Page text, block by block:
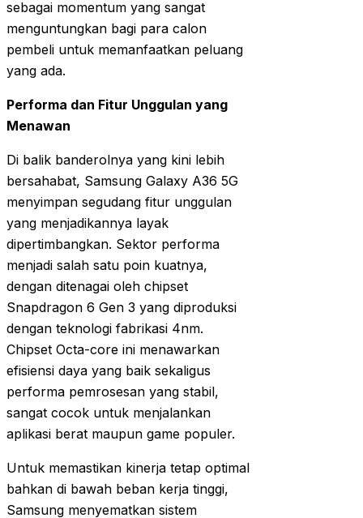
sebagai momentum yang sangat
menguntungkan bagi para calon
pembeli untuk memanfaatkan peluang
yang ada.
Performa dan Fitur Unggulan yang
Menawan
Di balik banderolnya yang kini lebih
bersahabat, Samsung Galaxy A36 5G
menyimpan segudang fitur unggulan
yang menjadikannya layak
dipertimbangkan. Sektor performa
menjadi salah satu poin kuatnya,
dengan ditenagai oleh chipset
Snapdragon 6 Gen 3 yang diproduksi
dengan teknologi fabrikasi 4nm.
Chipset Octa-core ini menawarkan
efisiensi daya yang baik sekaligus
performa pemrosesan yang stabil,
sangat cocok untuk menjalankan
aplikasi berat maupun game populer.
Untuk memastikan kinerja tetap optimal
bahkan di bawah beban kerja tinggi,
Samsung menyematkan sistem